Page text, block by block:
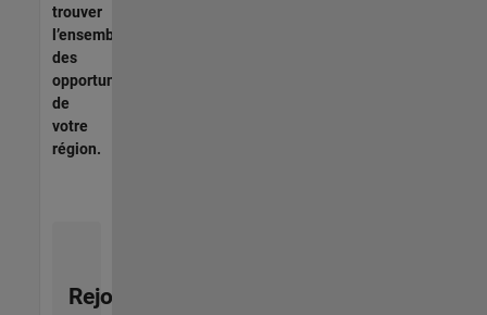
trouver
l’ensemble
des
opportunités
de
votre
région.
Rejoignez